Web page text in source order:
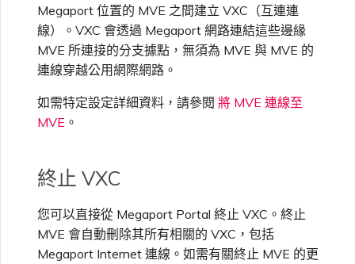
Megaport 位置的 MVE 之間建立 VXC（互連連
線）。VXC 會透過 Megaport 網路連結這些邊緣
MVE 所連接的分支據點，無須為 MVE 與 MVE 的
連線穿越公用網際網路。
如需特定設定詳細資料，請參閱 將 MVE 連線至
MVE 。
終止 VXC
您可以直接從 Megaport Portal 終止 VXC。終止
MVE 會自動刪除其所有相關的 VXC，包括
Megaport Internet 連線。如需有關終止 MVE 的更